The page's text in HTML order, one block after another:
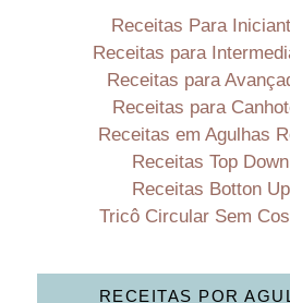
Receitas Para
Receitas para
Receitas para
Receitas para
Receitas em Agulhas
Receitas Top Down
Receitas Botton Up
Tricô Circular Sem
RECEITAS POR